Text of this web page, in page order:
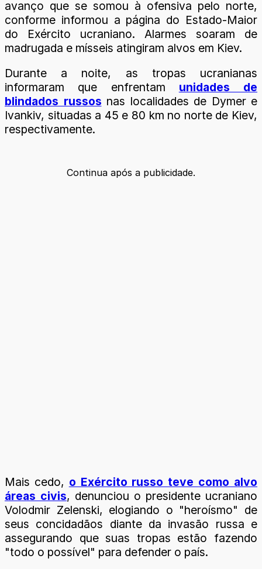
avanço que se somou à ofensiva pelo norte,
conforme informou a página do Estado-Maior
do Exército ucraniano. Alarmes soaram de
madrugada e mísseis atingiram alvos em Kiev.
Durante a noite, as tropas ucranianas
informaram que enfrentam unidades de
blindados russos nas localidades de Dymer e
Ivankiv, situadas a 45 e 80 km no norte de Kiev,
respectivamente.
Continua após a publicidade.
Mais cedo, o Exército russo teve como alvo
áreas civis, denunciou o presidente ucraniano
Volodmir Zelenski, elogiando o "heroísmo" de
seus concidadãos diante da invasão russa e
assegurando que suas tropas estão fazendo
"todo o possível" para defender o país.